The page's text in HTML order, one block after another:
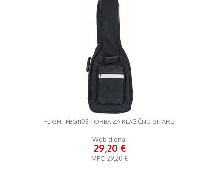
FLIGHT FBG1108 TORBA ZA KLASIČNU GITARU
Web cijena:
29,20 €
MPC: 29,20 €